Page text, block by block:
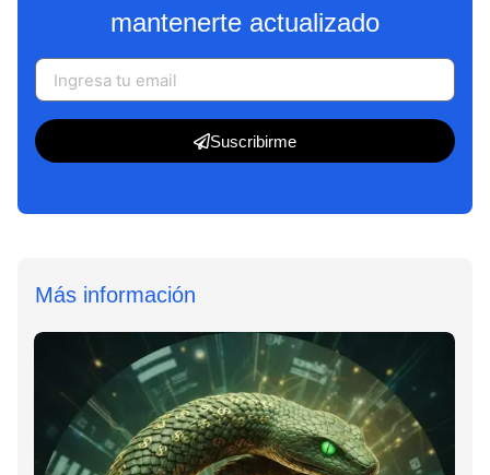
mantenerte actualizado
Suscribirme
Más información